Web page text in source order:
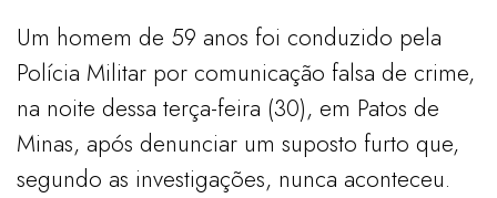
Um homem de 59 anos foi conduzido pela
Polícia Militar por comunicação falsa de crime,
na noite dessa terça-feira (30), em Patos de
Minas, após denunciar um suposto furto que,
segundo as investigações, nunca aconteceu.